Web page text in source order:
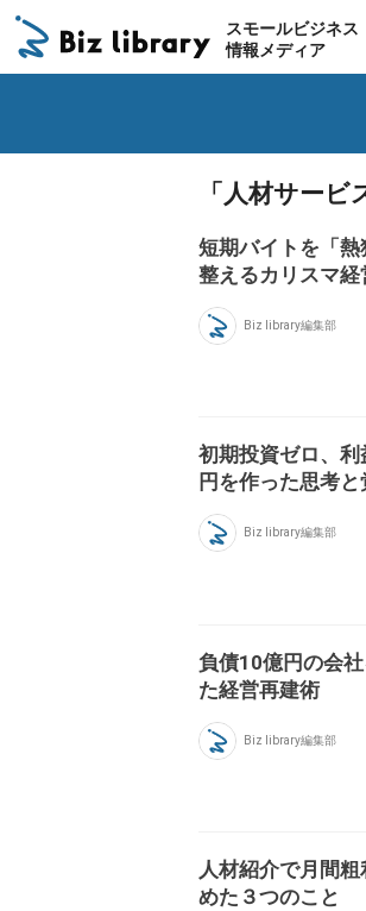
スモールビジネス
情報メディア
「人材サー
短期バイトを「
整えるカリスマ経
Biz library編集部
初期投資ゼロ、
円を作った思考と
Biz library編集部
負債10億円の会
た経営再建術
Biz library編集部
人材紹介で月間
めた３つのこと